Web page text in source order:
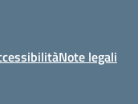
Note legali